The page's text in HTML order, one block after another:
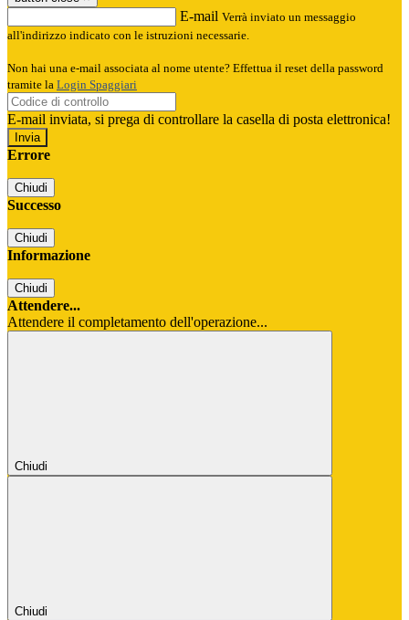
E-mail Verrà inviato un messaggio
all'indirizzo indicato con le istruzioni necessarie.
Non hai una e-mail associata al nome utente? Effettua il reset della password
tramite la Login Spaggiari
E-mail inviata, si prega di controllare la casella di posta elettronica!
Errore
Chiudi
Successo
Chiudi
Informazione
Chiudi
Attendere...
Attendere il completamento dell'operazione...
Chiudi
Chiudi